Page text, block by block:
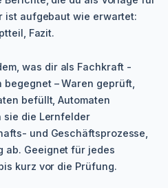
ist aufgebaut wie erwartet:
Fazit.
was dir als Fachkraft -
– Waren geprüft,
befüllt, Automaten
sie die Lernfelder
und Geschäftsprozesse,
ab. Geeignet für jedes
kurz vor die Prüfung.